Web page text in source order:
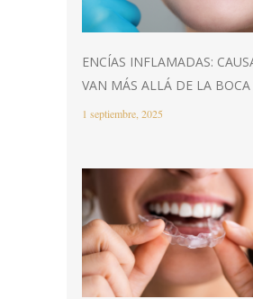
ENCÍAS INFLAMADAS:
VAN MÁS ALLÁ DE LA BOCA
1 septiembre, 2025